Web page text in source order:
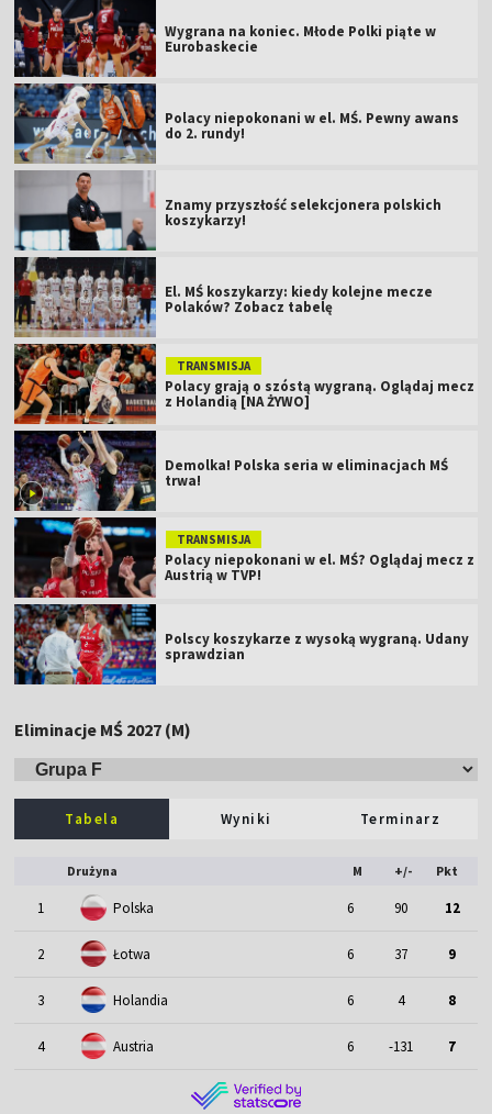
Wygrana na koniec. Młode Polki piąte w
Eurobaskecie
Polacy niepokonani w el. MŚ. Pewny awans
do 2. rundy!
Znamy przyszłość selekcjonera polskich
koszykarzy!
El. MŚ koszykarzy: kiedy kolejne mecze
Polaków? Zobacz tabelę
TRANSMISJA
Polacy grają o szóstą wygraną. Oglądaj mecz
z Holandią [NA ŻYWO]
Demolka! Polska seria w eliminacjach MŚ
trwa!
TRANSMISJA
Polacy niepokonani w el. MŚ? Oglądaj mecz z
Austrią w TVP!
Polscy koszykarze z wysoką wygraną. Udany
sprawdzian
Eliminacje MŚ 2027 (M)
Tabela Wyniki Terminarz
Drużyna M +/- Pkt
1 Polska 6 90 12
2 Łotwa 6 37 9
3 Holandia 6 4 8
4 Austria 6 -131 7